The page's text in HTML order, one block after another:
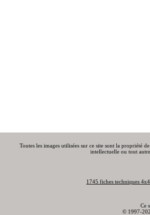
Toutes les images utilisées sur ce site sont la propriété
intellectuelle ou tout
1745 fiches techniques 4x4
Ce
© 1997-